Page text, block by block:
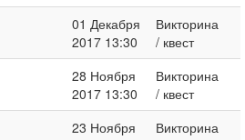
01 Декабря
2017 13:30
Викторина
/ квест
28 Ноября
2017 13:30
Викторина
/ квест
23 Ноября
Викторина